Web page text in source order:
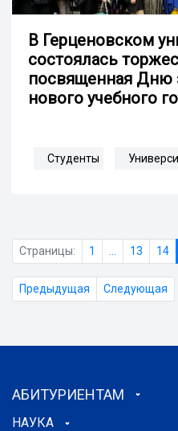
В Герценовском
состоялась
посвященная Дню
нового учебного
Студенты
Страницы: 1 13 14
Предыдущая Следующая
АБИТУРИЕНТАМ
НАУКА